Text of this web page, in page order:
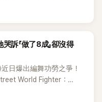
甚至幽默喊話要「買記者
訴「做了8成」卻沒得
近日爆出編舞功勞之爭！
World Fighter：
在〈Whiplash〉編舞上的